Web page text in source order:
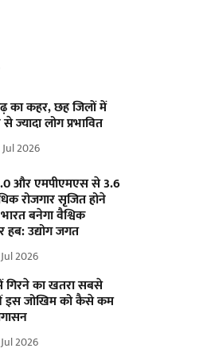
का कहर, छह जिलों में
ज्यादा लोग प्रभावित
2026
और एमपीएमएस से 3.6
रोजगार सृजित होने
बनेगा वैश्विक
हब: उद्योग जगत
2026
गिरने का खतरा सबसे
इस जोखिम को कैसे कम
2026